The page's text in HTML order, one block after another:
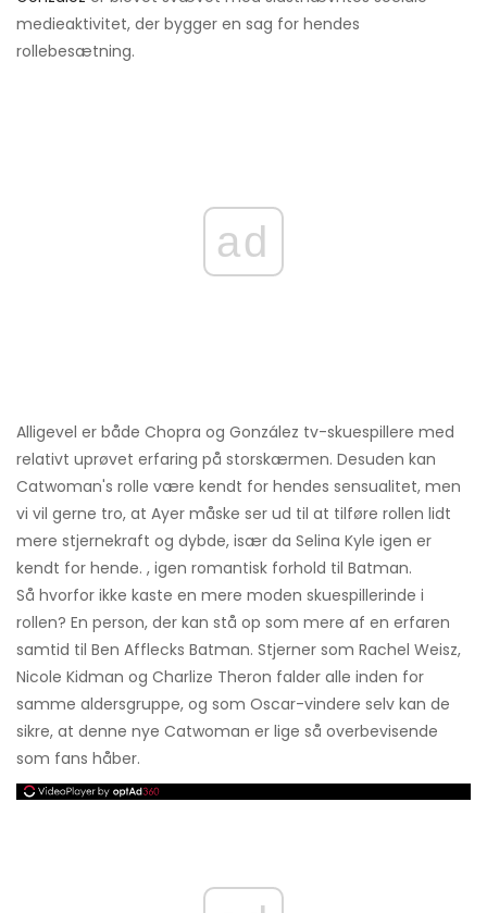
medieaktivitet, der bygger en sag for hendes
rollebesætning.
ad
Alligevel er både Chopra og González tv-skuespillere med
relativt uprøvet erfaring på storskærmen. Desuden kan
Catwoman's rolle være kendt for hendes sensualitet, men
vi vil gerne tro, at Ayer måske ser ud til at tilføre rollen lidt
mere stjernekraft og dybde, især da Selina Kyle igen er
kendt for hende. , igen romantisk forhold til Batman.
Så hvorfor ikke kaste en mere moden skuespillerinde i
rollen? En person, der kan stå op som mere af en erfaren
samtid til Ben Afflecks Batman. Stjerner som Rachel Weisz,
Nicole Kidman og Charlize Theron falder alle inden for
samme aldersgruppe, og som Oscar-vindere selv kan de
sikre, at denne nye Catwoman er lige så overbevisende
som fans håber.